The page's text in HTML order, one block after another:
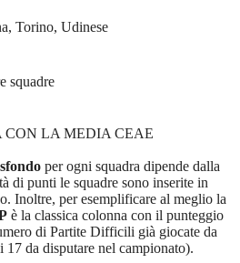
Torino, Udinese
squadre
CON LA MEDIA CEAE
per ogni squadra dipende dalla
di punti le squadre sono inserite in
Inoltre, per esemplificare al meglio la
è la classica colonna con il punteggio
di Partite Difficili già giocate da
17 da disputare nel campionato).